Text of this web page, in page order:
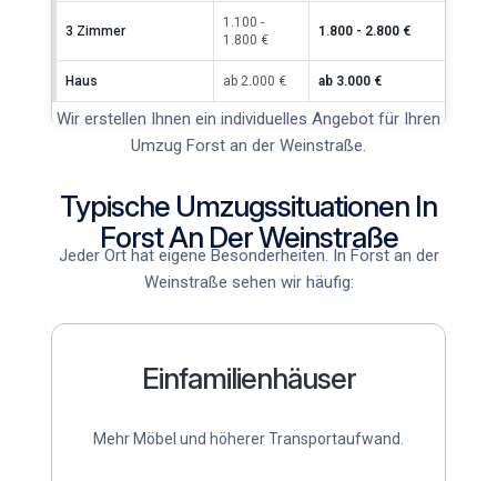
3 Zimmer
1.100 -
1.800 €
1.800 - 2.800 €
Haus ab 2.000 € ab 3.000 €
Wir erstellen Ihnen ein individuelles Angebot für Ihren
Umzug Forst an der Weinstraße.
Typische Umzugssituationen In
Forst An Der Weinstraße
Jeder Ort hat eigene Besonderheiten. In Forst an der
Weinstraße sehen wir häufig:
Einfamilienhäuser
Mehr Möbel und höherer Transportaufwand.